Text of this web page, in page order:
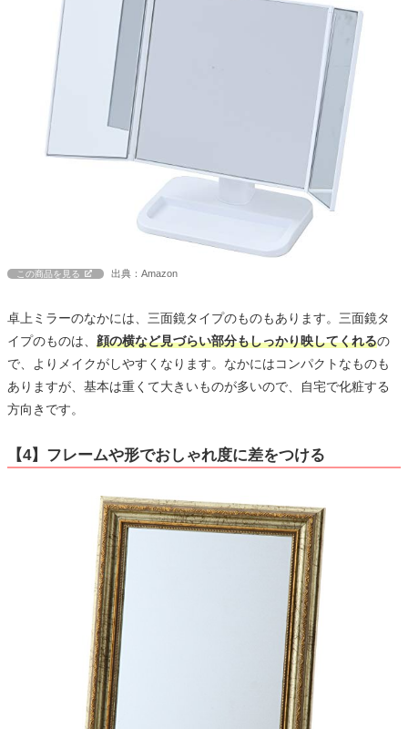
この商品を見る 出典：Amazon
卓上ミラーのなかには、三面鏡タイプのものもあります。三面鏡タ
イプのものは、 顔の横など見づらい部分もしっかり映してくれるの
で、よりメイクがしやすくなります。なかにはコンパクトなものも
ありますが、基本は重くて大きいものが多いので、自宅で化粧する
方向きです。
【4】フレームや形でおしゃれ度に差をつける